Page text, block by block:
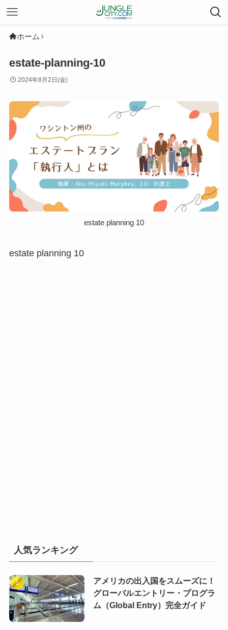
ホーム
estate-planning-10
2024年8月2日(金)
estate planning 10
estate planning 10
人気ランキング
アメリカの出入国をスムーズに！
グローバルエントリー・プログラ
ム（Global Entry）完全ガイド